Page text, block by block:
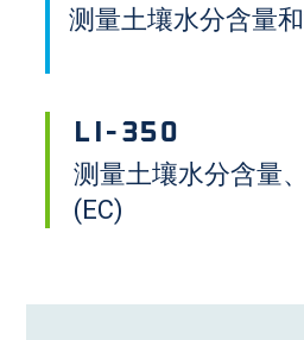
测量土壤水分含量
LI-350
测量土壤水分含量
(EC)